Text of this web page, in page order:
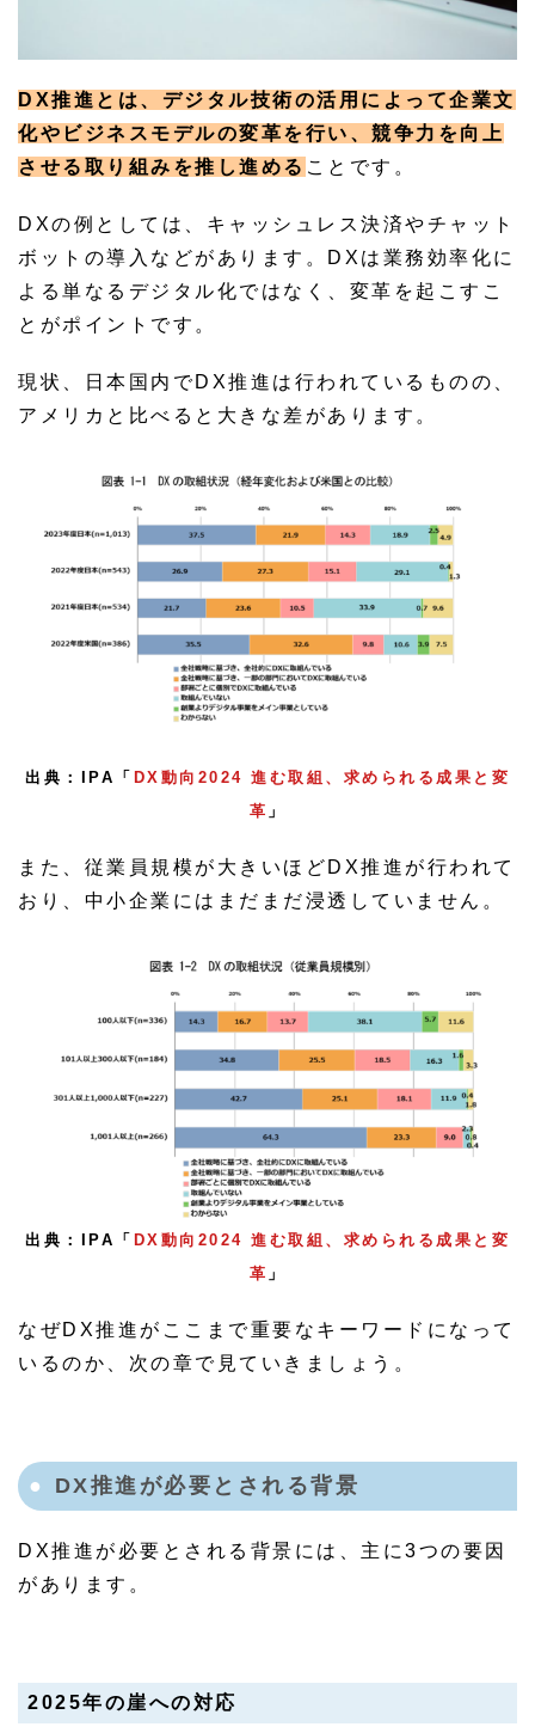
DX推進とは、デジタル技術の活用によって企業文
化やビジネスモデルの変革を行い、競争力を向上
させる取り組みを推し進める ことです。
DXの例としては、キャッシュレス決済やチャット
ボットの導入などがあります。DXは業務効率化に
よる単なるデジタル化ではなく、変革を起こすこ
とがポイントです。
現状、日本国内でDX推進は行われているものの、
アメリカと比べると大きな差があります。
出典：IPA「 DX動向2024 進む取組、求められる成果と変
革 」
また、従業員規模が大きいほどDX推進が行われて
おり、中小企業にはまだまだ浸透していません。
出典：IPA「 DX動向2024 進む取組、求められる成果と変
革 」
なぜDX推進がここまで重要なキーワードになって
いるのか、次の章で見ていきましょう。
DX推進が必要とされる背景
DX推進が必要とされる背景には、主に3つの要因
があります。
2025年の崖への対応